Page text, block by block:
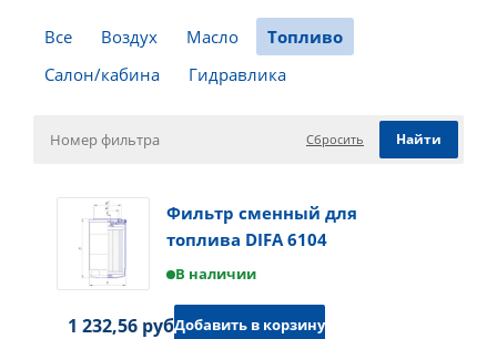
Все Воздух Масло
Топливо
Салон/кабина
Гидравлика
Сбросить
Фильтр сменный для
топлива DIFA 6104
В наличии
1 232,56 руб.Добавить в корзину